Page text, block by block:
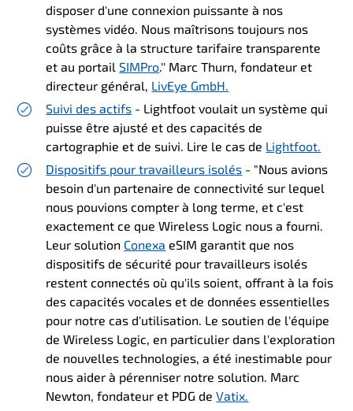
disposer d'une connexion puissante à nos
systèmes vidéo. Nous maîtrisons toujours nos
coûts grâce à la structure tarifaire transparente
et au portailSIMPro.'' Marc Thurn, fondateur et
directeur général, LivEye GmbH.
Suivi des actifs - Lightfoot voulait un système qui
puisse être ajusté et des capacités de
cartographie et de suivi. Lire le cas de Lightfoot.
Dispositifs pour travailleurs isolés - "Nous avions
besoin d'un partenaire de connectivité sur lequel
nous pouvions compter à long terme, et c'est
exactement ce que Wireless Logic nous a fourni.
Leur solution Conexa eSIM garantit que nos
dispositifs de sécurité pour travailleurs isolés
restent connectés où qu'ils soient, offrant à la fois
des capacités vocales et de données essentielles
pour notre cas d'utilisation. Le soutien de l'équipe
de Wireless Logic, en particulier dans l'exploration
de nouvelles technologies, a été inestimable pour
nous aider à pérenniser notre solution. Marc
Newton, fondateur et PDG deVatix.